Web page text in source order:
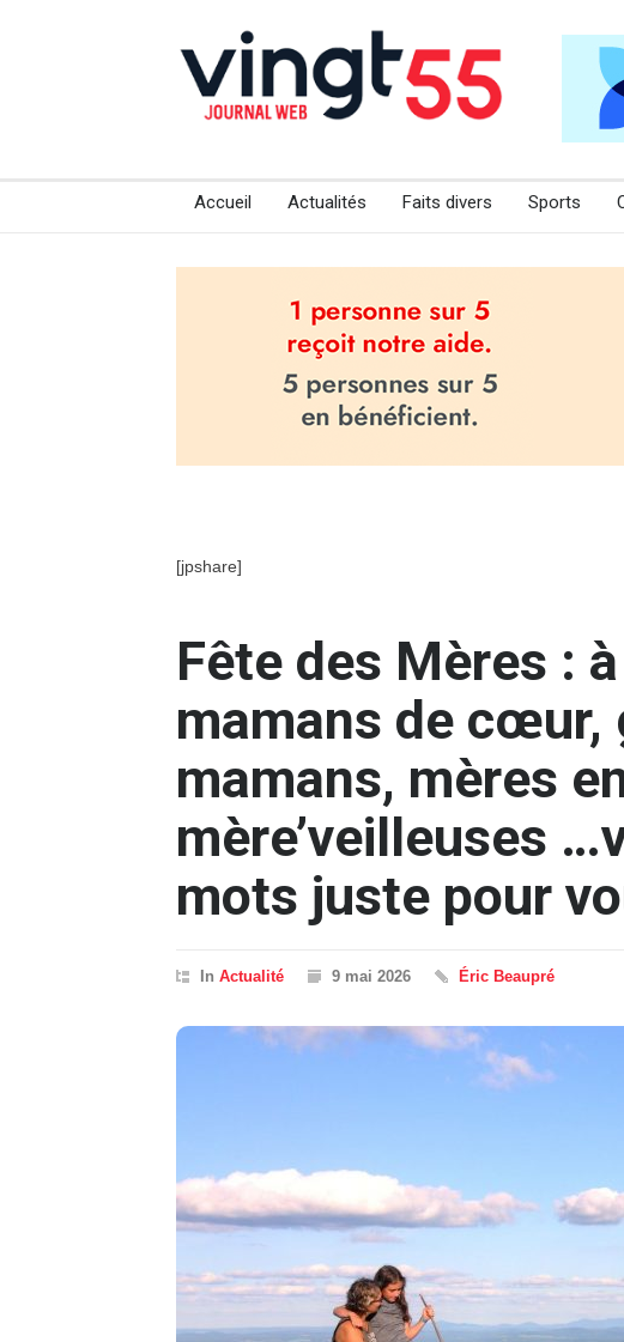
Accueil Actualités Faits divers Sports
[jpshare]
Fête des Mères :
mamans de cœur,
mamans, mères
mère’veilleuses
mots juste pour
In Actualité 9 mai 2026 Éric Beaupré